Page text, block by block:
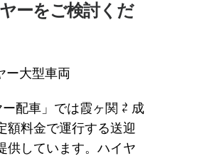
ーをご検討くだ
ー配車」では霞ヶ関 ⇄ 成
額料金で運行する送迎
供しています。ハイヤ